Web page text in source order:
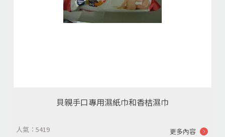
貝親手口專用濕紙巾和香桔濕巾
人氣：5419 更多內容